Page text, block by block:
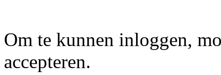
Om te kunnen inloggen,
accepteren.